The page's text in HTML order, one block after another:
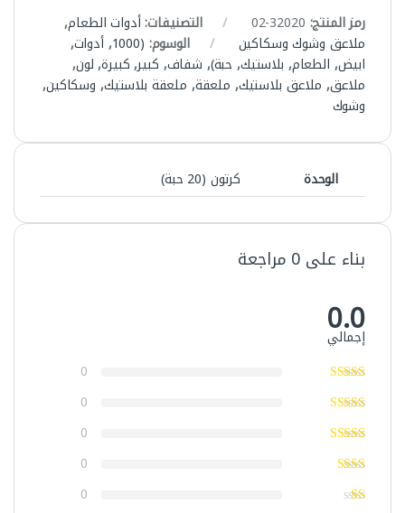
رمز المنتج: 32020-02 التصنيفات:أدوات الطعام,
ملاعق وشوك وسكاكين
الوسوم: (1000
,أدوات,
ابيض, الطعام, بلاستيك, حبة), شفاف, كبير,كبيرة,لون,
ملاعق, ملاعق بلاستيك, ملعقة, ملعقة بلاستيك, وسكاكين,
وشوك
الوحدة كرتون (20 حبة)
بناء على 0 مراجعة
0.0
إجمالي
0
0
0
0
0